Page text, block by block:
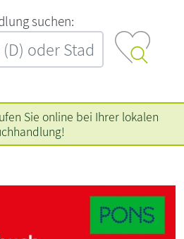
‍s‍u‍c‍h‍e‍n‍:‍
Sie online bei Ihrer lokalen